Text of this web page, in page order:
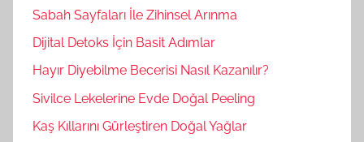
Sabah Sayfaları İle Zihinsel Arınma
Dijital Detoks İçin Basit Adımlar
Hayır Diyebilme Becerisi Nasıl Kazanılır?
Sivilce Lekelerine Evde Doğal Peeling
Kaş Kıllarını Gürleştiren Doğal Yağlar